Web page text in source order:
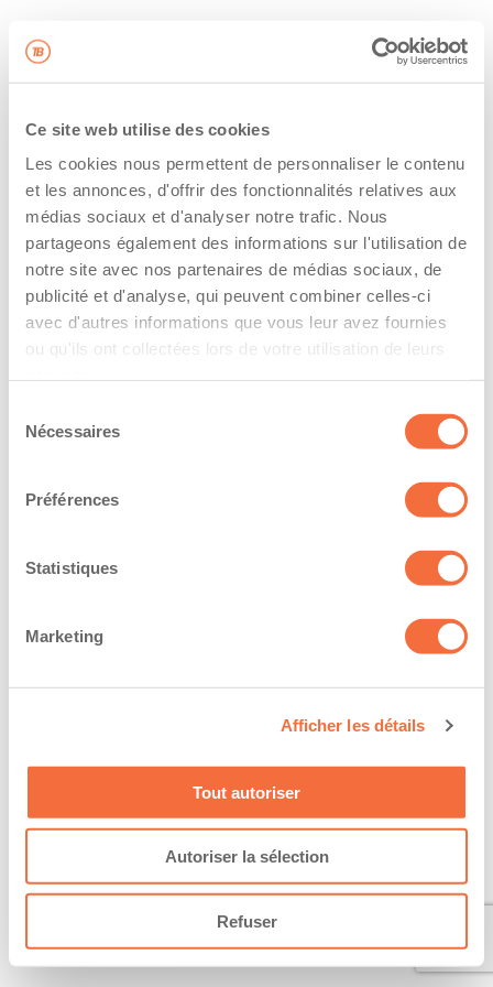
Ce site web utilise des cookies
Les cookies nous permettent de personnaliser le contenu
et les annonces, d'offrir des fonctionnalités relatives aux
médias sociaux et d'analyser notre trafic. Nous
partageons également des informations sur l'utilisation de
notre site avec nos partenaires de médias sociaux, de
publicité et d'analyse, qui peuvent combiner celles-ci
avec d'autres informations que vous leur avez fournies
ou qu'ils ont collectées lors de votre utilisation de leurs
Nécessaires
Préférences
Statistiques
Marketing
Afficher les détails
Tout autoriser
Autoriser la sélection
Refuser